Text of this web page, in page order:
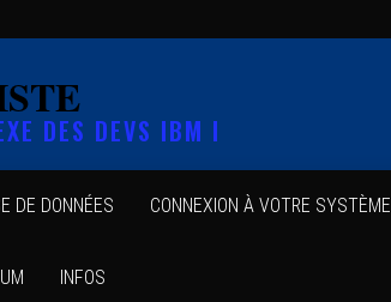
DES DEVS IBM I
DE DONNÉES CONNEXION À VOTRE SYSTÈME
INFOS